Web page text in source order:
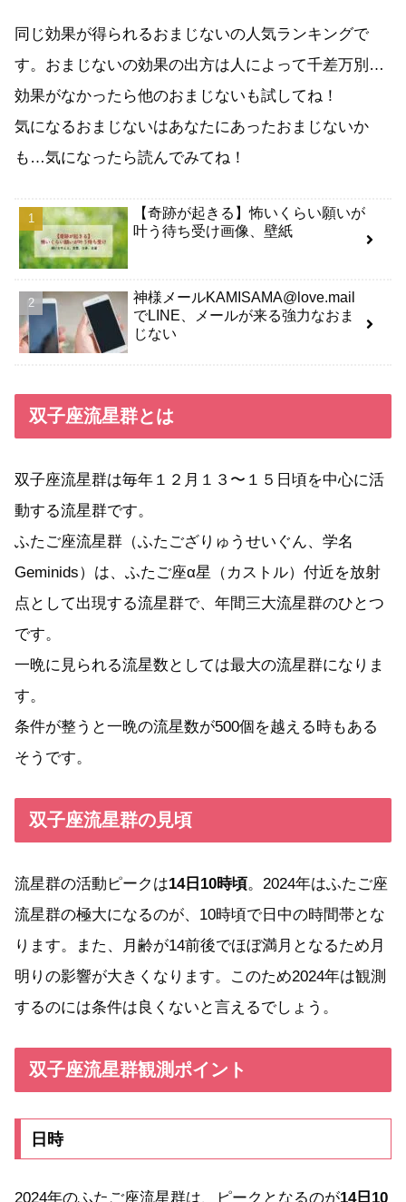
同じ効果が得られるおまじないの人気ランキングで
す。おまじないの効果の出方は人によって千差万別…
効果がなかったら他のおまじないも試してね！
気になるおまじないはあなたにあったおまじないか
も…気になったら読んでみてね！
【奇跡が起きる】怖いくらい願いが
叶う待ち受け画像、壁紙
神様メールKAMISAMA@love.mail
でLINE、メールが来る強力なおま
じない
双子座流星群とは
双子座流星群は毎年１２月１３〜１５日頃を中心に活
動する流星群です。
ふたご座流星群（ふたござりゅうせいぐん、学名
Geminids）は、ふたご座α星（カストル）付近を放射
点として出現する流星群で、年間三大流星群のひとつ
です。
一晩に見られる流星数としては最大の流星群になりま
す。
条件が整うと一晩の流星数が500個を越える時もある
そうです。
双子座流星群の見頃
流星群の活動ピークは14日10時頃。2024年はふたご座
流星群の極大になるのが、10時頃で日中の時間帯とな
ります。また、月齢が14前後でほぼ満月となるため月
明りの影響が大きくなります。このため2024年は観測
するのには条件は良くないと言えるでしょう。
双子座流星群観測ポイント
日時
2024年のふたご座流星群は、ピークとなるのが14日10